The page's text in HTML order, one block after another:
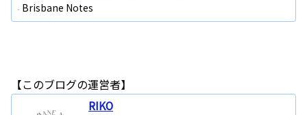
Brisbane Notes
【このブログの運営者】
RIKO